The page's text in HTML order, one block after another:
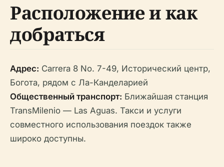
Расположение и как
добраться
Адрес: Carrera 8 No. 7-49, Исторический центр,
Богота, рядом с Ла-Канделарией
Общественный транспорт: Ближайшая станция
TransMilenio — Las Aguas. Такси и услуги
совместного использования поездок также
широко доступны.